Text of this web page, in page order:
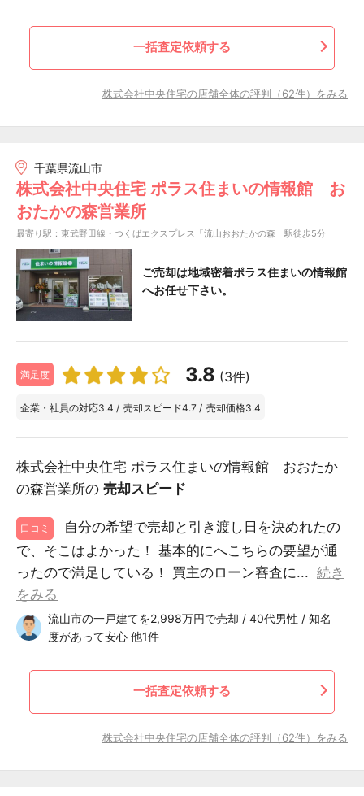
一括査定依頼する
株式会社中央住宅の店舗全体の評判（62件）をみる
千葉県流山市
株式会社中央住宅 ポラス住まいの情報館 お
おたかの森営業所
最寄り駅：東武野田線・つくばエクスプレス「流山おおたかの森」駅徒歩5分
ご売却は地域密着ポラス住まいの情報館
へお任せ下さい。
満足度 3.8 (3件)
企業・社員の対応3.4 / 売却スピード4.7 / 売却価格3.4
株式会社中央住宅 ポラス住まいの情報館 おおたか
の森営業所の 売却スピード
口コミ
自分の希望で売却と引き渡し日を決めれたの
で、そこはよかった！ 基本的にへこちらの要望が通
ったので満足している！ 買主のローン審査に... 続き
をみる
流山市の一戸建てを2,998万円で売却 / 40代男性 / 知名
度があって安心 他1件
一括査定依頼する
株式会社中央住宅の店舗全体の評判（62件）をみる